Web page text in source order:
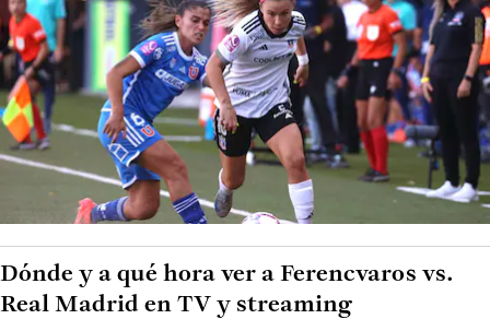
Dónde y a qué hora ver a Ferencvaros vs.
Real Madrid en TV y streaming